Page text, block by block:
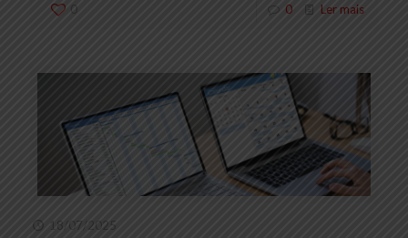
0 0 Ler mais
18/07/2025